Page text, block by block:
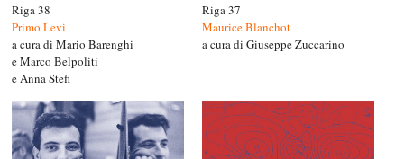
Riga 38
Primo Levi
a cura di Mario Barenghi
e Marco Belpoliti
e Anna Stefi
Riga 37
Maurice Blanchot
a cura di Giuseppe Zuccarino